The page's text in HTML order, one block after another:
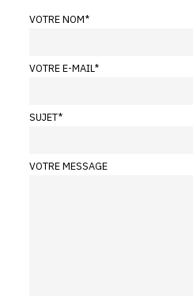
VOTRE NOM*
VOTRE E-MAIL*
SUJET*
VOTRE MESSAGE